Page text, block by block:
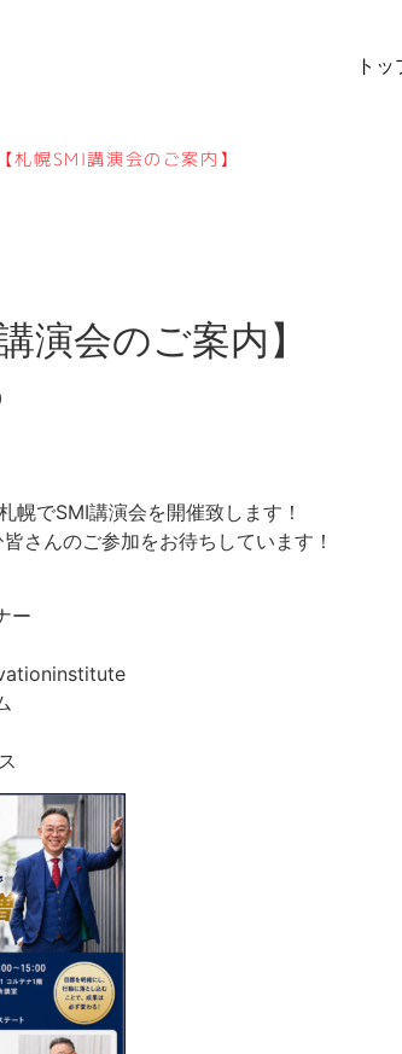
ト
【札幌SMI講演会のご案内】
演会のご案内】
幌でSMI講演会を開催致します！
さんのご参加をお待ちしています！
ー